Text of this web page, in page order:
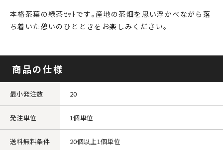
本格茶葉の緑茶ｾｯﾄです｡産地の茶畑を思い浮かべながら落
ち着いた憩いのひとときをお楽しみください｡
商品の仕様
最小発注数 20
発注単位 1個単位
送料無料条件 20個以上1個単位